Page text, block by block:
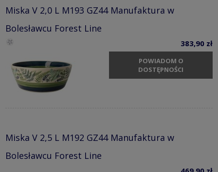
Miska V 2,0 L M193 GZ44 Manufaktura w
Bolesławcu Forest Line
383,90 zł
POWIADOM O
DOSTĘPNOŚCI
Miska V 2,5 L M192 GZ44 Manufaktura w
Bolesławcu Forest Line